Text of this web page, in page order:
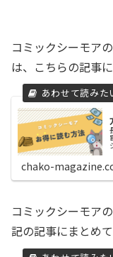
コミックシーモアの
は、こちらの記事
chako-
コミックシーモアの
記の記事にまとめて